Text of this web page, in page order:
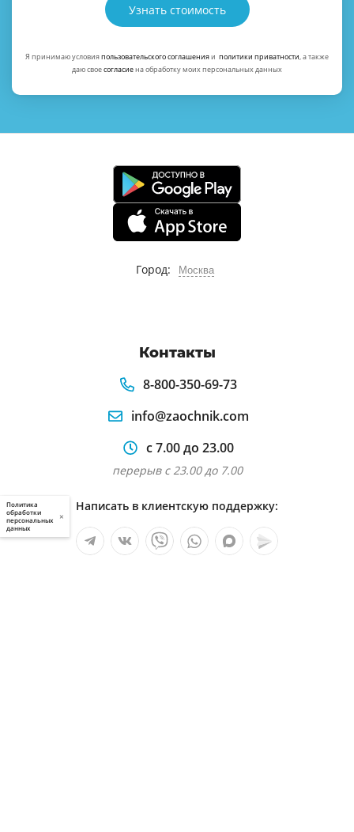
Узнать стоимость
Я принимаю условияпользовательского соглашенияи политики приватности, а также
даю своесогласиена обработку моих персональных данных
Город: Москва
Контакты
8-800-350-69-73
info@zaochnik.com
с 7.00 до 23.00
перерыв с 23.00 до 7.00
Написать в клиентскую поддержку:
Политика
обработки
персональных
данных
×